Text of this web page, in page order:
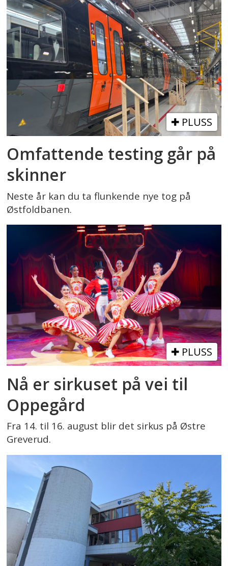
PLUSS
Omfattende testing går på
skinner
Neste år kan du ta flunkende nye tog på
Østfoldbanen.
PLUSS
Nå er sirkuset på vei til
Oppegård
Fra 14. til 16. august blir det sirkus på Østre
Greverud.